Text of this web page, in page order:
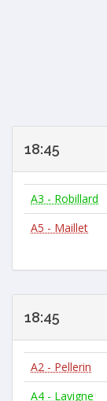
18:45
A3 - Robillard
A5 - Maillet
18:45
A2 - Pellerin
A4 - Lavigne